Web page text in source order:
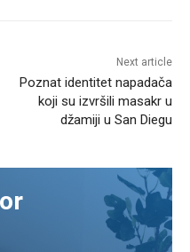
Next article
Poznat identitet napadača
koji su izvršili masakr u
džamiji u San Diegu